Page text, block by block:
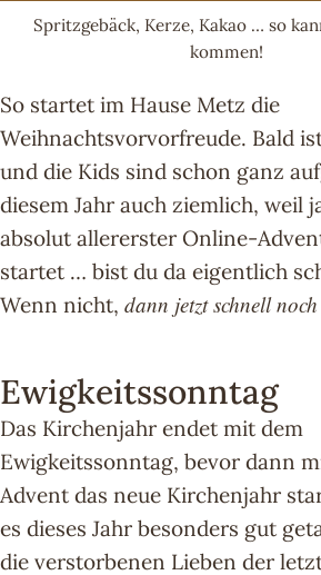
Spritzgebäck, Kerze, Kakao … so
kommen!
So startet im Hause Metz die
Weihnachtsvorvorfreude. Bald
und die Kids sind schon ganz
diesem Jahr auch ziemlich, weil
absolut allererster Online-
startet … bist du da eigentlich
Wenn nicht, dann jetzt schnell
Ewigkeitssonntag
Das Kirchenjahr endet mit dem
Ewigkeitssonntag, bevor dann
Advent das neue Kirchenjahr
es dieses Jahr besonders gut
die verstorbenen Lieben der